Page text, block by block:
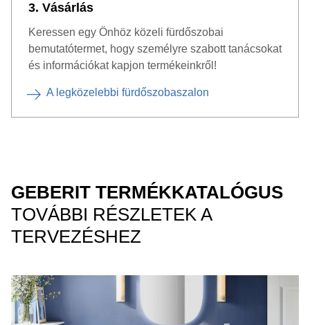
3. Vásárlás
Keressen egy Önhöz közeli fürdőszobai
bemutatótermet, hogy személyre szabott tanácsokat
és információkat kapjon termékeinkről!
A legközelebbi fürdőszobaszalon
GEBERIT TERMÉKKATALÓGUS
TOVÁBBI RÉSZLETEK A
TERVEZÉSHEZ